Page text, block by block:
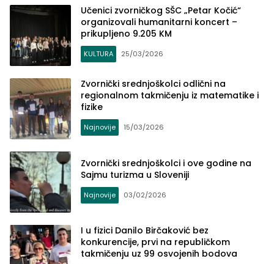
Učenici zvorničkog SŠC „Petar Kočić“
organizovali humanitarni koncert –
prikupljeno 9.205 KM
KULTURA 25/03/2026
Zvornički srednjoškolci odlični na
regionalnom takmičenju iz matematike i
fizike
Najnovije 15/03/2026
Zvornički srednjoškolci i ove godine na
Sajmu turizma u Sloveniji
Najnovije 03/02/2026
I u fizici Danilo Birčaković bez
konkurencije, prvi na republičkom
takmičenju uz 99 osvojenih bodova